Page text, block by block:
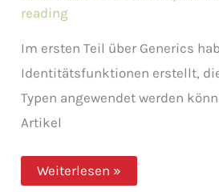
reading
Im ersten Teil über Generics
Identitätsfunktionen erstellt,
Typen angewendet werden
Artikel
Generics
in
Weiterlesen »